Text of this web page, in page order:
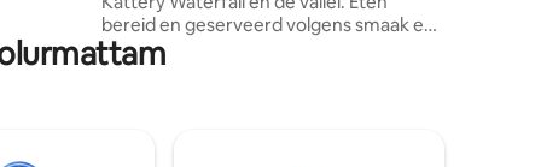
onder
bereid en geserveerd volgens smaak en
vraag. De conciërgefamilie is 24/7
beschikbaar voor de verhuurservice en